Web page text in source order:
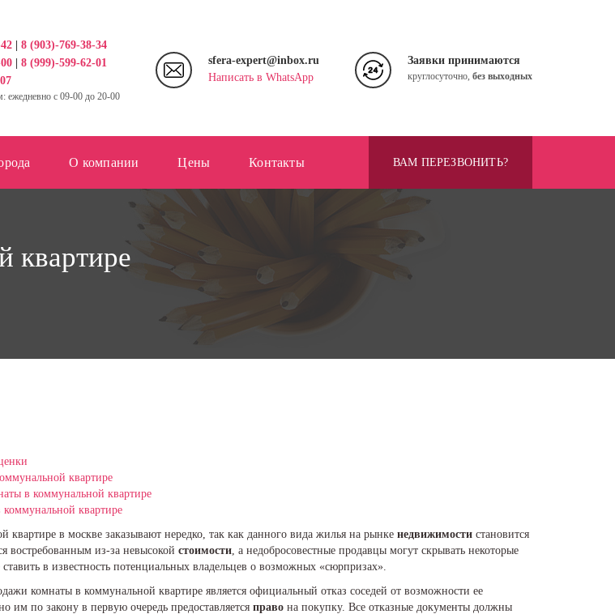
8 (903)-769-38-34
8 (999)-599-62-01
ежедневно с 09-00 до 20-00
sfera-expert@inbox.ru
Написать в WhatsApp
Заявки принимаются
круглосуточно, без выходных
О компании Цены Контакты ВАМ ПЕРЕЗВОНИТЬ?
квартире
квартире
в коммунальной квартире
квартире
квартире в москве заказывают нередко, так как данного вида жилья на рынке недвижимостистановится
востребованным из-за невысокой стоимости, а недобросовестные продавцы могут скрывать некоторые
в известность потенциальных владельцев о возможных «сюрпризах».
комнаты в коммунальной квартире является официальный отказ соседей от возможности ее
им по закону в первую очередь предоставляется правона покупку. Все отказные документы должны